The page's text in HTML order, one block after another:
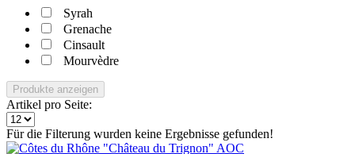
Syrah
Grenache
Cinsault
Mourvèdre
Produkte anzeigen
Artikel pro Seite:
Für die Filterung wurden keine Ergebnisse gefunden!